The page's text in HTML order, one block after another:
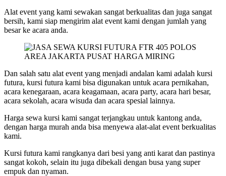
Alat event yang kami sewakan sangat berkualitas dan juga sangat
bersih, kami siap mengirim alat event kami dengan jumlah yang
besar ke acara anda.
Dan salah satu alat event yang menjadi andalan kami adalah kursi
futura, kursi futura kami bisa digunakan untuk acara pernikahan,
acara kenegaraan, acara keagamaan, acara party, acara hari besar,
acara sekolah, acara wisuda dan acara spesial lainnya.
Harga sewa kursi kami sangat terjangkau untuk kantong anda,
dengan harga murah anda bisa menyewa alat-alat event berkualitas
kami.
Kursi futura kami rangkanya dari besi yang anti karat dan pastinya
sangat kokoh, selain itu juga dibekali dengan busa yang super
empuk dan nyaman.